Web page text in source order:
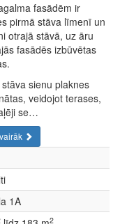
fasādēm ir
pirmā stāva līmenī un
otrajā stāvā, uz āru
fasādēs izbūvētas
sienu plaknes
veidojot terases,
se…
1A
2